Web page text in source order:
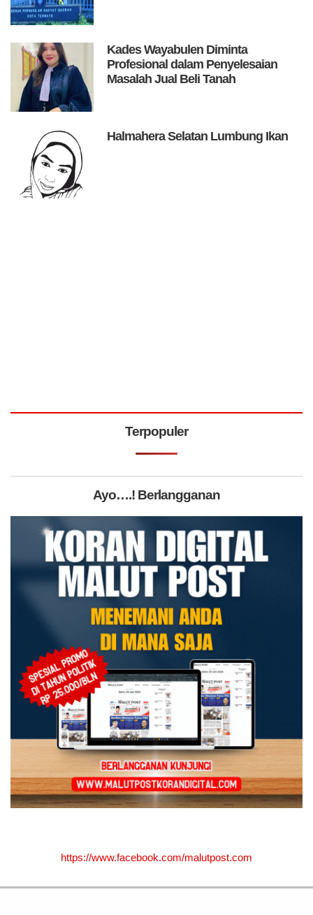
Kades Wayabulen Diminta
Profesional dalam Penyelesaian
Masalah Jual Beli Tanah
Halmahera Selatan Lumbung Ikan
Terpopuler
Ayo….! Berlangganan
https://www.facebook.com/malutpost.com